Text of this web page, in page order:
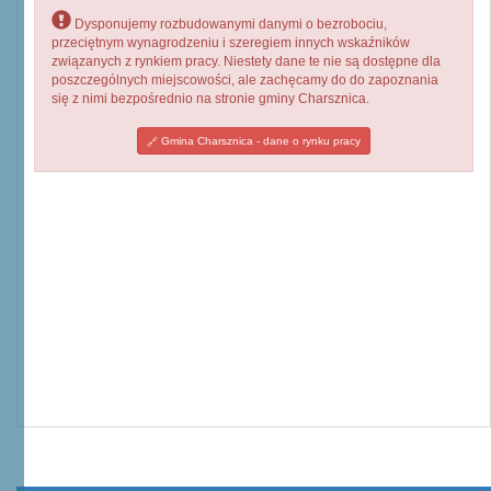
Dysponujemy rozbudowanymi danymi o bezrobociu,
przeciętnym wynagrodzeniu i szeregiem innych wskaźników
związanych z rynkiem pracy. Niestety dane te nie są dostępne dla
poszczególnych miejscowości, ale zachęcamy do do zapoznania
się z nimi bezpośrednio na stronie gminy Charsznica.
Gmina Charsznica - dane o rynku pracy